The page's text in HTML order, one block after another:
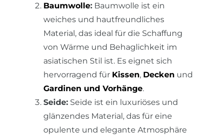
Baumwolle: Baumwolle ist ein
weiches und hautfreundliches
Material, das ideal für die Schaffung
von Wärme und Behaglichkeit im
asiatischen Stil ist. Es eignet sich
hervorragend für Kissen, Decken und
Gardinen und Vorhänge.
Seide: Seide ist ein luxuriöses und
glänzendes Material, das für eine
opulente und elegante Atmosphäre